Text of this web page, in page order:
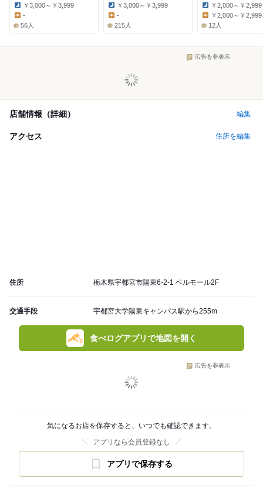
Dinner:
￥3,000～￥3,999
Lunch:
-
56人
Dinner:
￥3,000～￥3,999
-
215人
Dinner:
￥2,000～￥2,999
Lunch:
￥2,000～￥2,999
12人
広告を非表示
店舗情報（詳細） 編集
アクセス 住所を編集
住所 栃木県宇都宮市陽東6-2-1 ベルモール2F
交通手段 宇都宮大学陽東キャンパス駅から255m
食べログアプリで地図を開く
広告を非表示
気になるお店を保存すると、いつでも確認できます。
アプリなら会員登録なし
アプリで保存する